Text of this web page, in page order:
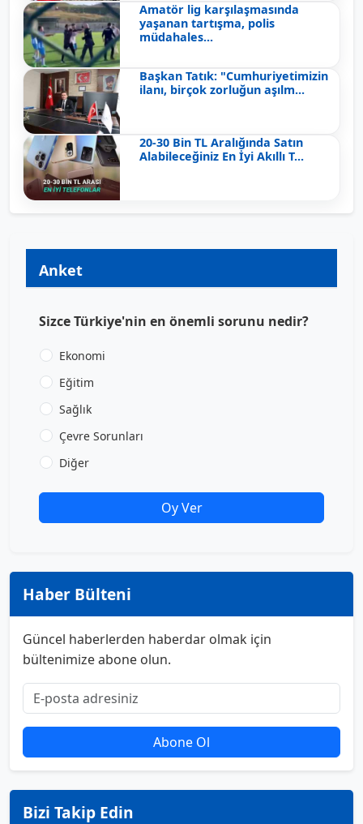
Amatör lig karşılaşmasında
yaşanan tartışma, polis
müdahales...
Başkan Tatık: "Cumhuriyetimizin
ilanı, birçok zorluğun aşılm...
20-30 Bin TL Aralığında Satın
Alabileceğiniz En İyi Akıllı T...
Anket
Sizce Türkiye'nin en önemli sorunu nedir?
Ekonomi
Eğitim
Sağlık
Çevre Sorunları
Diğer
Oy Ver
Haber Bülteni
Güncel haberlerden haberdar olmak için
bültenimize abone olun.
Abone Ol
Bizi Takip Edin